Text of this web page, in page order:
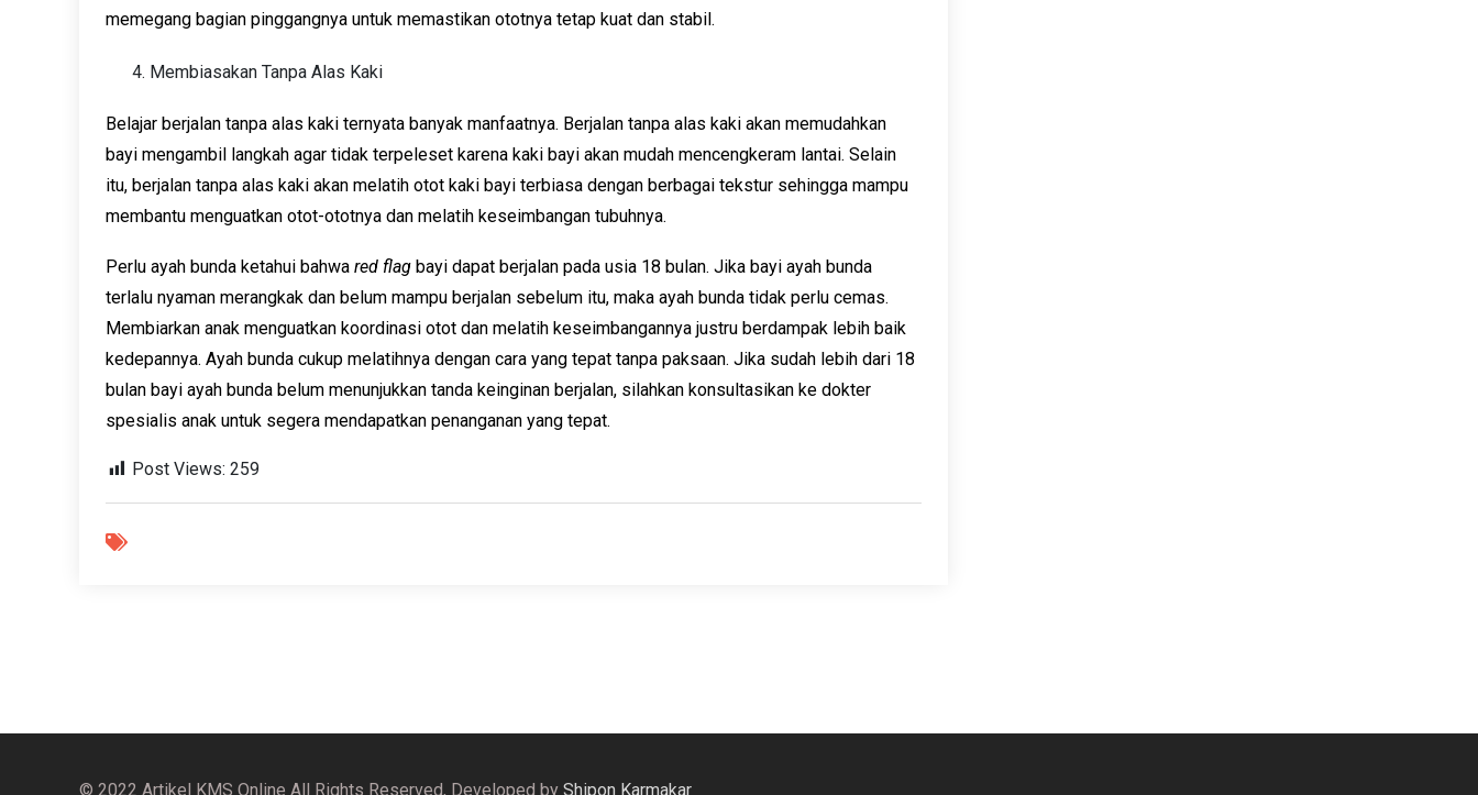
memegang bagian pinggangnya untuk memastikan ototnya tetap kuat dan stabil.
Membiasakan Tanpa Alas Kaki
Belajar berjalan tanpa alas kaki ternyata banyak manfaatnya. Berjalan tanpa alas kaki akan memudahkan
bayi mengambil langkah agar tidak terpeleset karena kaki bayi akan mudah mencengkeram lantai. Selain
itu, berjalan tanpa alas kaki akan melatih otot kaki bayi terbiasa dengan berbagai tekstur sehingga mampu
membantu menguatkan otot-ototnya dan melatih keseimbangan tubuhnya.
Perlu ayah bunda ketahui bahwa red flag bayi dapat berjalan pada usia 18 bulan. Jika bayi ayah bunda
terlalu nyaman merangkak dan belum mampu berjalan sebelum itu, maka ayah bunda tidak perlu cemas.
Membiarkan anak menguatkan koordinasi otot dan melatih keseimbangannya justru berdampak lebih baik
kedepannya. Ayah bunda cukup melatihnya dengan cara yang tepat tanpa paksaan. Jika sudah lebih dari 18
bulan bayi ayah bunda belum menunjukkan tanda keinginan berjalan, silahkan konsultasikan ke dokter
spesialis anak untuk segera mendapatkan penanganan yang tepat.
Post Views: 259
© 2022 Artikel KMS Online All Rights Reserved, Developed by Shipon Karmakar